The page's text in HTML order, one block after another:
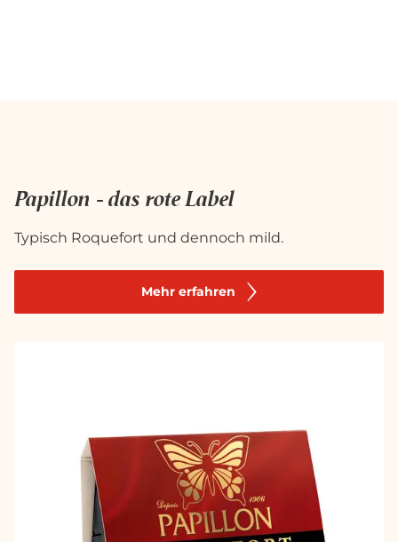
Papillon - das rote Label
Typisch Roquefort und dennoch mild.
Mehr erfahren